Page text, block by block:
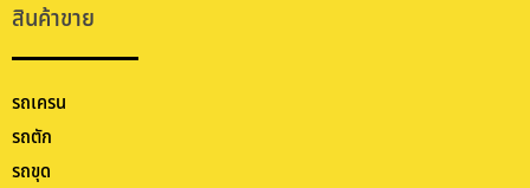
สินค้าขาย
รถเครน
รถตัก
รถขุด